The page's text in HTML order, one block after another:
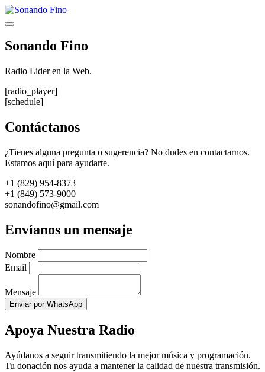
Saltar
al
Menú
Sonando Fino
Radio Lider en la Web.
[radio_player]
[schedule]
Contáctanos
¿Tienes alguna pregunta o sugerencia? No dudes en contactarnos.
Estamos aquí para ayudarte.
+1 (829) 954-8373
+1 (849) 573-9000
sonandofino@gmail.com
Envíanos un mensaje
Nombre
Email
Mensaje
Enviar por WhatsApp
Apoya Nuestra Radio
Ayúdanos a seguir transmitiendo la mejor música y programación.
Tu donación nos ayuda a mantener la calidad de nuestra transmisión.